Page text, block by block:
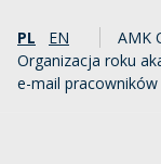
PL EN AMK
Organizacja roku
e-mail pracowników